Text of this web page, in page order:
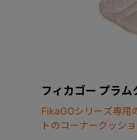
フィカゴー プラム
FikaGOシリーズ専用
トのコーナークッショ